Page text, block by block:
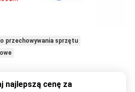
przechowywania sprzętu
najlepszą cenę za